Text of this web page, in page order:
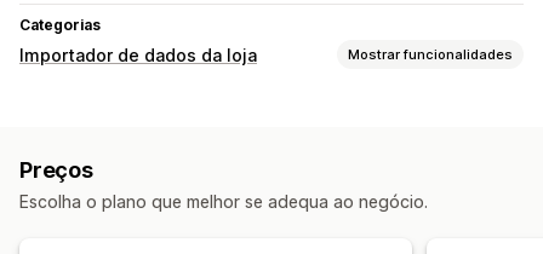
Categorias
Importador de dados da loja Mostrar funcionalidades
Sincronização de inventário
Sincronização de preços Sincronização de produtos
Preços
Escolha o plano que melhor se adequa ao negócio.